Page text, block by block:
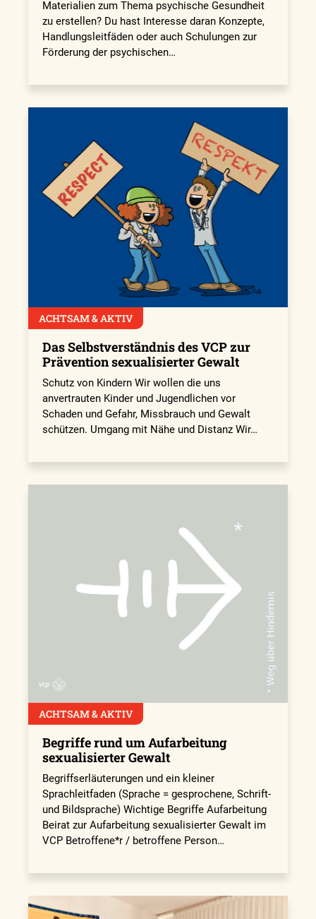
Materialien zum Thema psychische Gesundheit
zu erstellen? Du hast Interesse daran Konzepte,
Handlungsleitfäden oder auch Schulungen zur
Förderung der psychischen…
ACHTSAM & AKTIV
Das Selbstverständnis des VCP zur
Prävention sexualisierter Gewalt
Schutz von Kindern Wir wollen die uns
anvertrauten Kinder und Jugendlichen vor
Schaden und Gefahr, Missbrauch und Gewalt
schützen. Umgang mit Nähe und Distanz Wir…
ACHTSAM & AKTIV
Begriffe rund um Aufarbeitung
sexualisierter Gewalt
Begriffserläuterungen und ein kleiner
Sprachleitfaden (Sprache = gesprochene, Schrift-
und Bildsprache) Wichtige Begriffe Aufarbeitung
Beirat zur Aufarbeitung sexualisierter Gewalt im
VCP Betroffene*r / betroffene Person…